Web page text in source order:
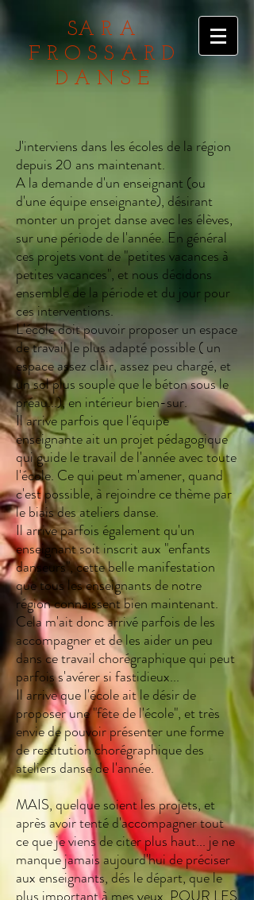
SARA
FROSSARD
DANSE
J'interviens dans les écoles de la région
depuis 20 ans maintenant.
A la demande d'un enseignant (ou
d'une équipe enseignante), désirant
monter un projet danse avec les élèves,
sur une période de l'année. En général
ces projets vont de "petites vacances à
petites vacances", et nous décidons
ensemble de la période et du jour pour
ces interventions.
L'école doit pouvoir proposer un espace
de travail le plus adapté possible ( un
espace assez clair, assez peu chargé, et
un sol plus souple que le béton sous le
préau...), en intérieur bien-sur.
Il arrive parfois que l'équipe
enseignante ait un projet pédagogique
qui guide le travail de l'année avec toute
l'école. Ce qui peut m'amener, quand
c'est possible, à rejoindre ce thème par
le biais des ateliers danse.
Il arrive parfois également qu'un
enseignant soit inscrit aux "enfants
danseurs", cette belle manifestation
que tous les enseignants de notre
région connaissent bien maintenant.
Cela m'ait donc arrivé parfois de les
accompagner et de les aider un peu
dans ce travail chorégraphique qui peut
parfois s'avérer si fastidieux...
Il arrive que l'école ait le désir de
proposer une "fête de l'école", et très
envie de pouvoir présenter une forme
de restitution chorégraphique des
ateliers danse de l'année.
MAIS, quelque soient les projets, et
après avoir tenté d'accompagner tout
ce que je viens de citer plus haut... je ne
manque jamais aujourd'hui de préciser
aux enseignants, dés le départ, que le